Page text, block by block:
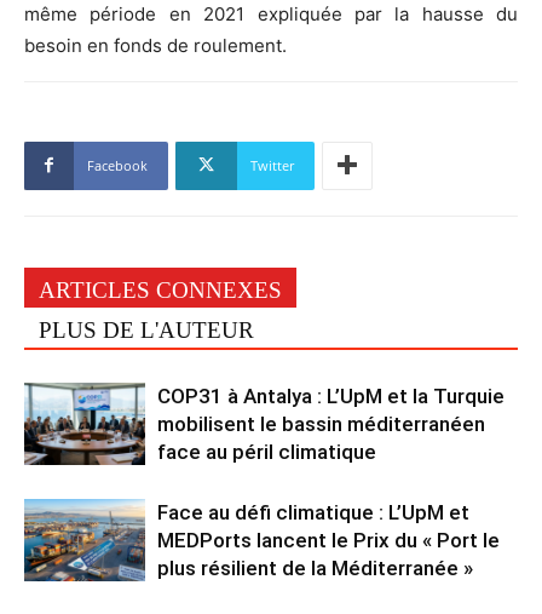
même période en 2021 expliquée par la hausse du
besoin en fonds de roulement.
Facebook Twitter
ARTICLES CONNEXES
PLUS DE L'AUTEUR
COP31 à Antalya : L’UpM et la Turquie
mobilisent le bassin méditerranéen
face au péril climatique
Face au défi climatique : L’UpM et
MEDPorts lancent le Prix du « Port le
plus résilient de la Méditerranée »